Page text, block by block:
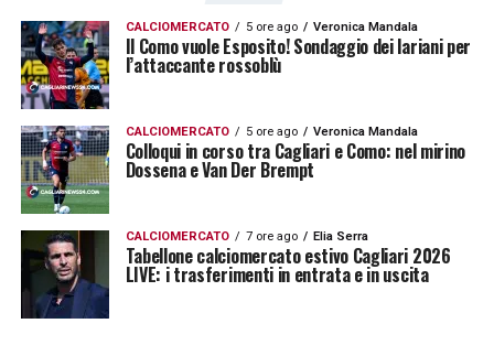
ha sempre contraddistinto l’ambiente
rossoblù.
L’incontro sarà un’importante tappa di
avvicinamento al campionato di Serie A e
permetterà a Pisacane di trarre le prime
conclusioni significative sul lavoro svolto in
ritiro.
CALCIOMERCATO 5 ore ago Veronica Mandala
Il Como vuole Esposito! Sondaggio dei lariani per
l’attaccante rossoblù
CALCIOMERCATO 5 ore ago Veronica Mandala
Colloqui in corso tra Cagliari e Como: nel mirino
Dossena e Van Der Brempt
CALCIOMERCATO 7 ore ago Elia Serra
Tabellone calciomercato estivo Cagliari 2026
LIVE: i trasferimenti in entrata e in uscita